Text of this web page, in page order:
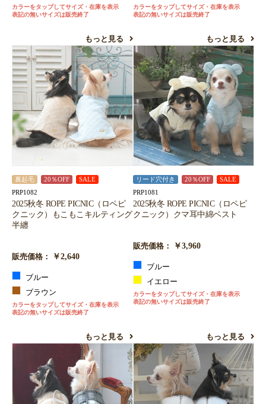
カラーをタップしてサイズ・在庫を表示
表記の無いサイズは販売終了
もっと見る
カラーをタップしてサイズ・在庫を表示
表記の無いサイズは販売終了
もっと見る
裏起毛 20％OFF SALE
PRP1082
2025秋冬 ROPE PICNIC（ロペピ
クニック）もこもこキルティング
半纏
販売価格： ￥2,640
ブルー
ブラウン
カラーをタップしてサイズ・在庫を表示
表記の無いサイズは販売終了
もっと見る
リード穴付き 20％OFF SALE
PRP1081
2025秋冬 ROPE PICNIC（ロペピ
クニック）クマ耳中綿ベスト
販売価格： ￥3,960
ブルー
イエロー
カラーをタップしてサイズ・在庫を表示
表記の無いサイズは販売終了
もっと見る